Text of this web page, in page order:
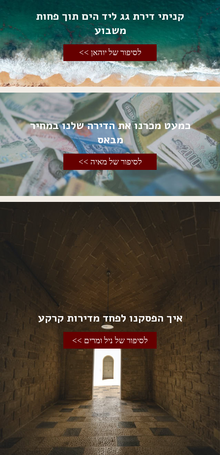
קניתי דירת גג ליד הים תוך פחות
משבוע
לסיפור של יוהאן >>
כמעט מכרנו את הדירה שלנו במחיר
מבאס
לסיפור של מאיה >>
איך הפסקנו לפחד מדירות קרקע
לסיפור של ניל ומרים >>